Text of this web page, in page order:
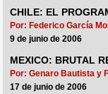
CHILE: EL
Por: Federico García
9 de junio de 2006
MEXICO: BRUTAL
Por: Genaro Bautista y
17 de junio de 2006